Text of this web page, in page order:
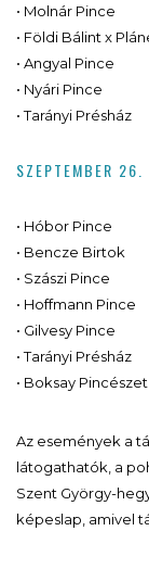
• Molnár Pince
• Földi Bálint x
• Angyal Pince
• Nyári Pince
• Tarányi Présház
SZEPTEMBER 26.
• Hóbor Pince
• Bencze Birtok
• Szászi Pince
• Hoffmann Pince
• Gilvesy Pince
• Tarányi Présház
• Boksay Pincészet
Az események a
látogathatók, a
Szent György-
képeslap, amivel